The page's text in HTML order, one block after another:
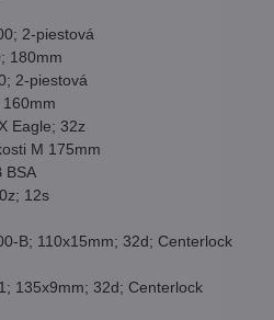
2-piestová
180mm
2-piestová
Eagle; 32z
M 175mm
BSA
12s
B; 110x15mm; 32d; Centerlock
135x9mm; 32d; Centerlock